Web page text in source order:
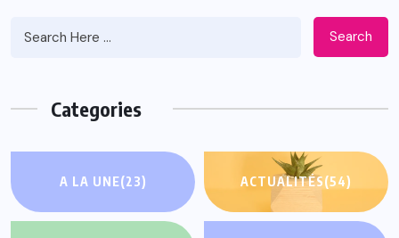
Search
Categories
A LA UNE(23) ACTUALITÉS(54)